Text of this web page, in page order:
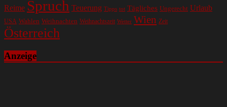
Reime Spruch Teuerung Tipps tot Tägliches Ungerecht Urlaub
USA Wahlen Weihnachten Weihnachtszeit Wetter Wien Zeit
Österreich
Anzeige